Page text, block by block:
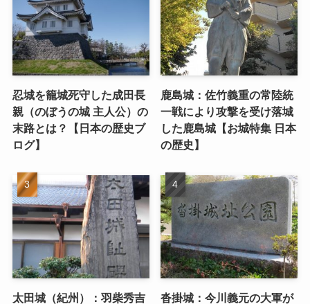
忍城を籠城死守した成田長
親（のぼうの城 主人公）の
末路とは？【日本の歴史ブ
ログ】
鹿島城：佐竹義重の常陸統
一戦により攻撃を受け落城
した鹿島城【お城特集 日本
の歴史】
太田城（紀州）：羽柴秀吉
沓掛城：今川義元の大軍が